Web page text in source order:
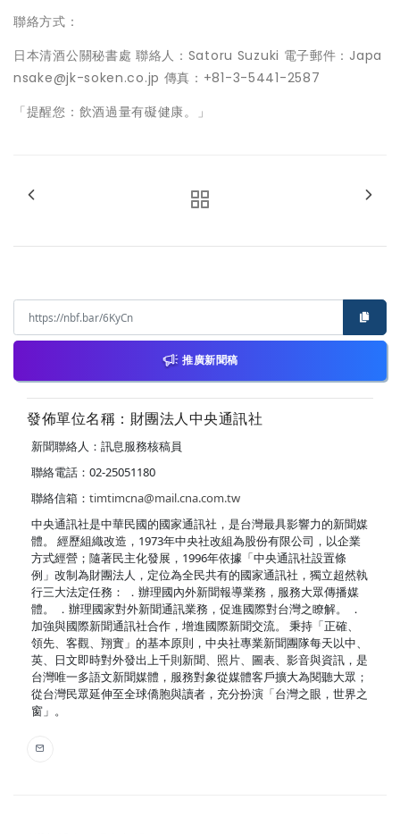
聯絡方式：
日本清酒公關秘書處 聯絡人：Satoru Suzuki 電子郵件：Japa
nsake@jk-soken.co.jp 傳真：+81-3-5441-2587
「提醒您：飲酒過量有礙健康。」
推廣新聞稿
發佈單位名稱：財團法人中央通訊社
新聞聯絡人：訊息服務核稿員
聯絡電話：02-25051180
聯絡信箱： timtimcna@mail.cna.com.tw
中央通訊社是中華民國的國家通訊社，是台灣最具影響力的新聞媒
體。 經歷組織改造，1973年中央社改組為股份有限公司，以企業
方式經營；隨著民主化發展，1996年依據「中央通訊社設置條
例」改制為財團法人，定位為全民共有的國家通訊社，獨立超然執
行三大法定任務： ．辦理國內外新聞報導業務，服務大眾傳播媒
體。 ．辦理國家對外新聞通訊業務，促進國際對台灣之瞭解。 ．
加強與國際新聞通訊社合作，增進國際新聞交流。 秉持「正確、
領先、客觀、翔實」的基本原則，中央社專業新聞團隊每天以中、
英、日文即時對外發出上千則新聞、照片、圖表、影音與資訊，是
台灣唯一多語文新聞媒體，服務對象從媒體客戶擴大為閱聽大眾；
從台灣民眾延伸至全球僑胞與讀者，充分扮演「台灣之眼，世界之
窗」。